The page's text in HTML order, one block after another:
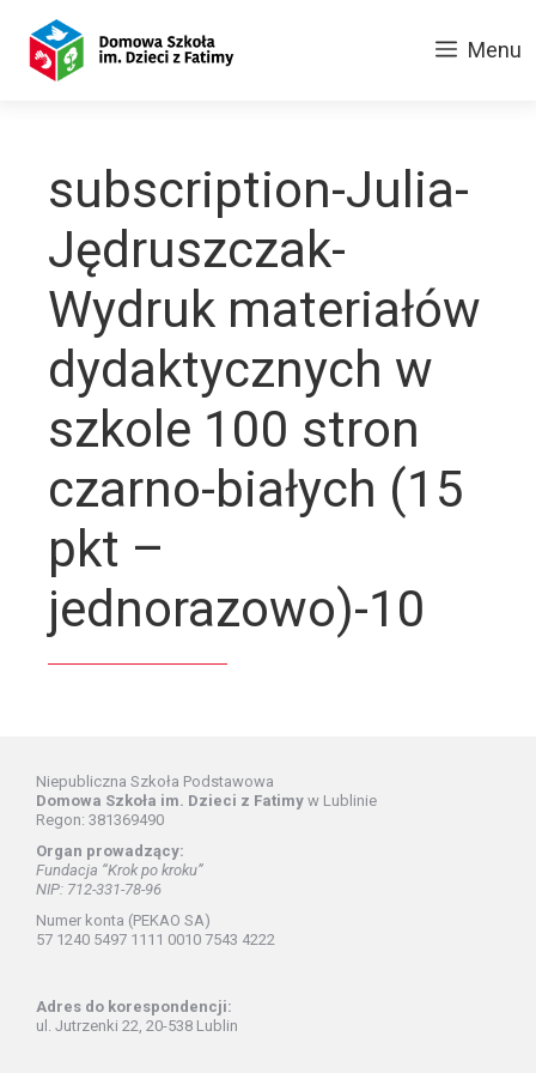
treści
Menu
subscription-Julia-
Jędruszczak-
Wydruk materiałów
dydaktycznych w
szkole 100 stron
czarno-białych (15
pkt –
jednorazowo)-10
Niepubliczna Szkoła Podstawowa
Domowa Szkoła im. Dzieci z Fatimy w Lublinie
Regon: 381369490
Organ prowadzący:
Fundacja “Krok po kroku”
NIP: 712-331-78-96
Numer konta (PEKAO SA)
57 1240 5497 1111 0010 7543 4222
Adres do korespondencji:
ul. Jutrzenki 22, 20-538 Lublin